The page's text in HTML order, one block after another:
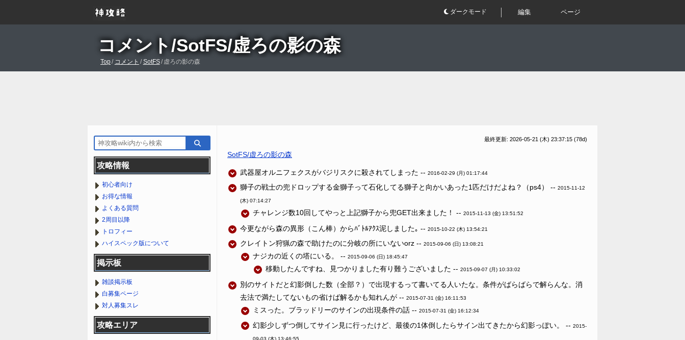
ダークモード 編集 ページ
コメント/SotFS/虚ろの影の森
Top/ コメント / SotFS/ 虚ろの影の森
最終更新: 2026-05-21 (木) 23:37:15 (78d)
SotFS/虚ろの影の森
武器屋オルニフェクスがバジリスクに殺されてしまった -- 2016-02-29 (月) 01:17:44
獅子の戦士の兜ドロップする金獅子って石化してる獅子と向かいあった1匹だけだよね？（ps4） -- 2015-11-12
(木) 07:14:27
チャレンジ数10回してやっと上記獅子から兜GET出来ました！ -- 2015-11-13 (金) 13:51:52
今更ながら森の異形（こん棒）からﾊﾞﾄﾙｱｸｽ泥しました｡ -- 2015-10-22 (木) 13:54:21
クレイトン狩猟の森で助けたのに分岐の所にいないorz -- 2015-09-06 (日) 13:08:21
ナジカの近くの塔にいる。 -- 2015-09-06 (日) 18:45:47
移動したんですね、見つかりました有り難うございました -- 2015-09-07 (月) 10:33:02
別のサイトだと幻影倒した数（全部？）で出現するって書いてる人いたな。条件がばらばらで解らんな。消
去法で満たしてないもの省けば解るかも知れんが -- 2015-07-31 (金) 16:11:53
ミスった。ブラッドリーのサインの出現条件の話 -- 2015-07-31 (金) 16:12:34
幻影少しずつ倒してサイン見に行ったけど、最後の1体倒したらサイン出てきたから幻影っぽい。 -- 2015-
09-03 (木) 13:46:55
攻略情報
初心者向け
お得な情報
よくある質問
2周目以降
トロフィー
ハイスペック版について
掲示板
雑談掲示板
白募集ページ
対人募集スレ
攻略エリア